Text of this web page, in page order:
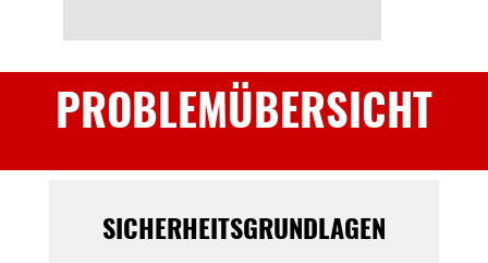
PROBLEMÜBERSICHT
SICHERHEITSGRUNDLAGEN